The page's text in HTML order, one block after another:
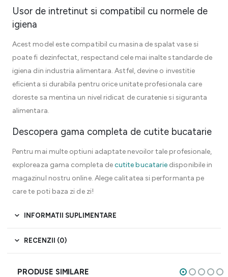
Usor de intretinut si compatibil cu normele de
igiena
Acest model este compatibil cu masina de spalat vase si
poate fi dezinfectat, respectand cele mai inalte standarde de
igiena din industria alimentara. Astfel, devine o investitie
eficienta si durabila pentru orice unitate profesionala care
doreste sa mentina un nivel ridicat de curatenie si siguranta
alimentara.
Descopera gama completa de cutite bucatarie
Pentru mai multe optiuni adaptate nevoilor tale profesionale,
exploreaza gama completa decutite bucatarie disponibile in
magazinul nostru online. Alege calitatea si performanta pe
care te poti baza zi de zi!
INFORMATII SUPLIMENTARE
RECENZII (0)
PRODUSE SIMILARE